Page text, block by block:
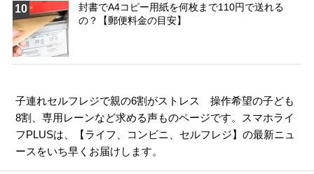
10
封書でA4コピー用紙を何枚まで110円で送れる
の？【郵便料金の目安】
子連れセルフレジで親の6割がストレス 操作希望の子ども
8割、専用レーンなど求める声ものページです。スマホライ
フPLUSは、【ライフ コンビニ セルフレジ】の最新ニュ
ースをいち早くお届けします。